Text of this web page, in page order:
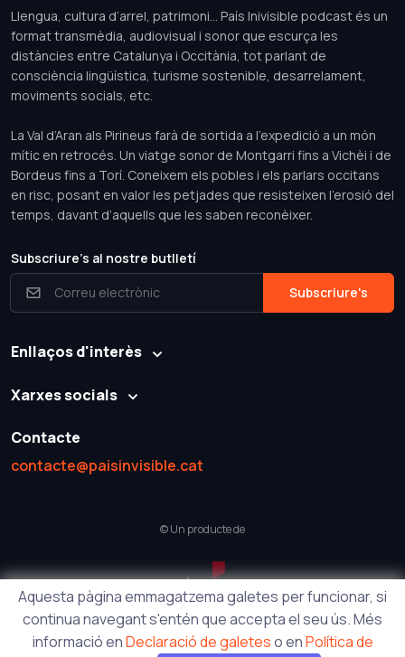
Aquesta pàgina emmagatzema galetes per funcionar, si
continua navegant s'entén que accepta el seu ús. Més
informació enDeclaració de galeteso enPolítica de
Llengua, cultura d’arrel, patrimoni... País Inivisible podcast és un
format transmèdia, audiovisual i sonor que escurça les
distàncies entre Catalunya i Occitània, tot parlant de
consciència lingüística, turisme sostenible, desarrelament,
moviments socials, etc.
La Val d’Aran als Pirineus farà de sortida a l'expedició a un món
mític en retrocés. Un viatge sonor de Montgarri fins a Vichèi i de
Bordeus fins a Torí. Coneixem els pobles i els parlars occitans
en risc, posant en valor les petjades que resisteixen l’erosió del
temps, davant d’aquells que les saben reconèixer.
Subscriure's al nostre butlletí
Subscriure's
Enllaços d'interès
Xarxes socials
Contacte
contacte@paisinvisible.cat
© Un producte de